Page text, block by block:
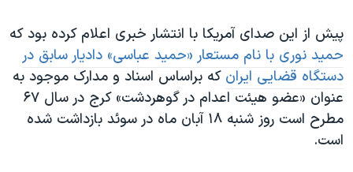
پیش از این صدای آمریکا با انتشار خبری اعلام کرده بود که
حمید نوری با نام مستعار «حمید عباسی» دادیار سابق در
دستگاه قضایی ایران که براساس اسناد و مدارک موجود به
عنوان «عضو هیئت اعدام در گوهردشت» کرج در سال ۶۷
مطرح است روز شنبه ۱۸ آبان ماه در سوئد بازداشت شده
است.